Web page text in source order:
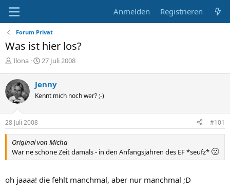
Anmelden Registrieren
Forum Privat
Was ist hier los?
E
s
t
e
l
l
e
r
Ilona
E
t
e
l
a
m
27 Juli 2008
Jenny
Kennt mich noch wer? ;-)
28 Juli 2008 #101
Original von Micha
War ne schöne Zeit damals - in den Anfangsjahren des EF *seufz* 🙁
oh jaaaa! die fehlt manchmal, aber nur manchmal ;D